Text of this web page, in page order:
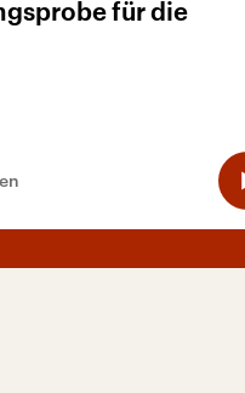
für die